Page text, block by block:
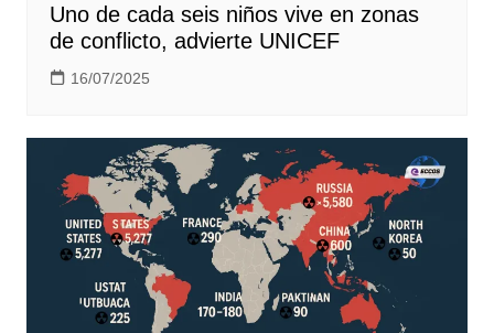
Uno de cada seis niños vive en zonas
de conflicto, advierte UNICEF
16/07/2025